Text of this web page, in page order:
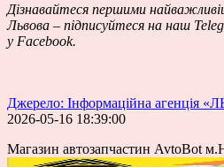
Дізнавайтеся першими
Львова – підписуйтеся на наш
у Facebook.
Джерело: Інформаційна
2026-05-16 18:39:00
Магазин автозапчастин AvtoBot